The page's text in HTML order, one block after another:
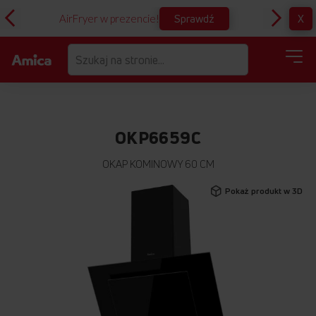
AirFryer w prezencie! Sprawdź X
OKP6659C
OKAP KOMINOWY 60 CM
Pokaż produkt w 3D